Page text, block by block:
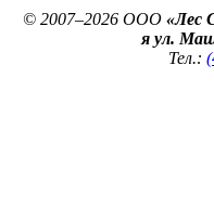
© 2007–2026 ООО «Лес
я ул.
Тел.: